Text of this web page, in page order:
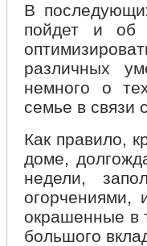
В
пойдет и об
различных
немного о
семье в связи
Как правило,
доме,
недели,
огорчениями,
окрашенные в
большого